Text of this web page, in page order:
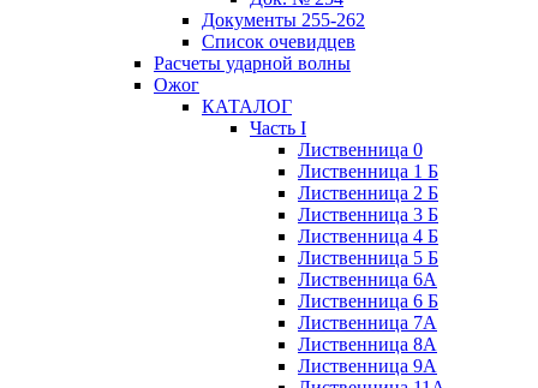
Документы 255-262
Список очевидцев
Расчеты ударной волны
Ожог
КАТАЛОГ
Часть I
Лиственница 0
Лиственница 1 Б
Лиственница 2 Б
Лиственница 3 Б
Лиственница 4 Б
Лиственница 5 Б
Лиственница 6А
Лиственница 6 Б
Лиственница 7А
Лиственница 8А
Лиственница 9А